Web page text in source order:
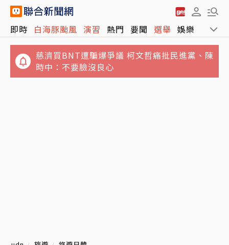
即時 白海豚颱風 演習 熱門 要聞 選舉 娛樂 運動
慈濟買BNT遭騙爆爭議 柯文哲痛批民進黨、陳
時中：不要臉沒良心